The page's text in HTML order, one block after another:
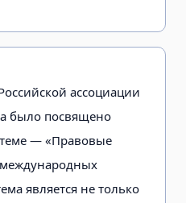
ассоциации
было посвящено
— «Правовые
является не только